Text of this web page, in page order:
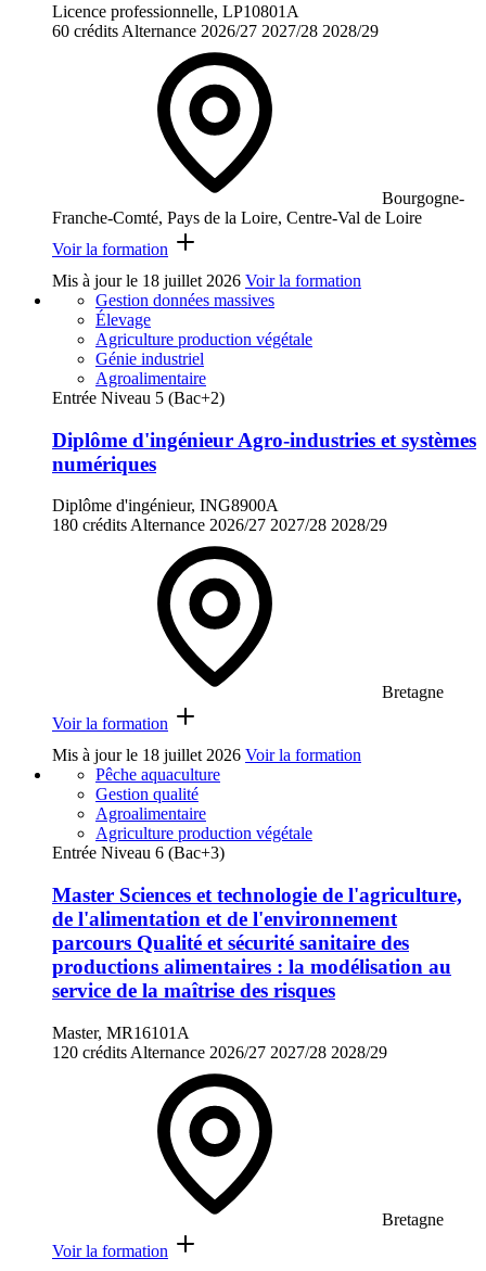
Licence professionnelle, LP10801A
60 crédits Alternance 2026/27 2027/28 2028/29
Bourgogne-
Franche-Comté, Pays de la Loire, Centre-Val de Loire
Voir la formation
Mis à jour le 18 juillet 2026 Voir la formation
Gestion données massives
Élevage
Agriculture production végétale
Génie industriel
Agroalimentaire
Entrée Niveau 5 (Bac+2)
Diplôme d'ingénieur Agro-industries et systèmes
numériques
Diplôme d'ingénieur, ING8900A
180 crédits Alternance 2026/27 2027/28 2028/29
Bretagne
Voir la formation
Mis à jour le 18 juillet 2026 Voir la formation
Pêche aquaculture
Gestion qualité
Agroalimentaire
Agriculture production végétale
Entrée Niveau 6 (Bac+3)
Master Sciences et technologie de l'agriculture,
de l'alimentation et de l'environnement
parcours Qualité et sécurité sanitaire des
productions alimentaires : la modélisation au
service de la maîtrise des risques
Master, MR16101A
120 crédits Alternance 2026/27 2027/28 2028/29
Bretagne
Voir la formation